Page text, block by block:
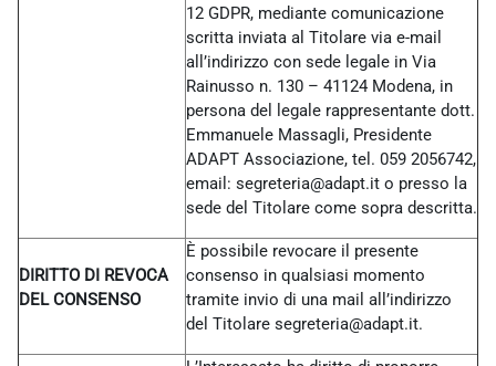
12 GDPR, mediante comunicazione
scritta inviata al Titolare via e-mail
all’indirizzo con sede legale in Via
Rainusso n. 130 – 41124 Modena, in
persona del legale rappresentante dott.
Emmanuele Massagli, Presidente
ADAPT Associazione, tel. 059 2056742,
email: segreteria@adapt.it o presso la
sede del Titolare come sopra descritta.
DIRITTO DI REVOCA
DEL CONSENSO
È possibile revocare il presente
consenso in qualsiasi momento
tramite invio di una mail all’indirizzo
del Titolare segreteria@adapt.it.